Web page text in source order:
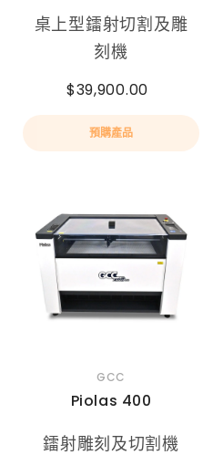
桌上型鐳射切割及雕
刻機
$39,900.00
預購產品
GCC
Piolas 400
鐳射雕刻及切割機